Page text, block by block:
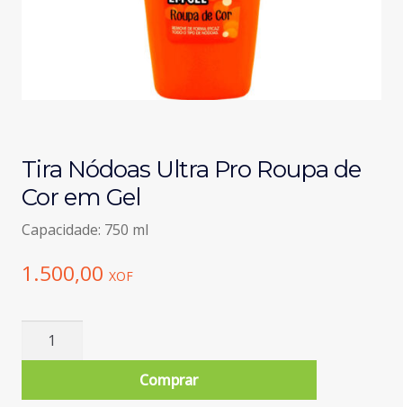
Tira Nódoas Ultra Pro Roupa de
Cor em Gel
Capacidade: 750 ml
1.500,00 XOF
Quantidade
Nódoas
Comprar